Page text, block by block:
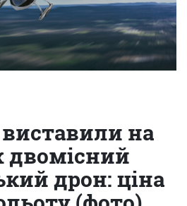
виставили на
двомісний
дрон: ціна